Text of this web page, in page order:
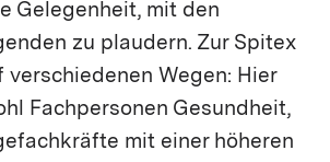
Gelegenheit, mit den
zu plaudern. Zur Spitex
verschiedenen Wegen: Hier
Fachpersonen Gesundheit,
mit einer höheren